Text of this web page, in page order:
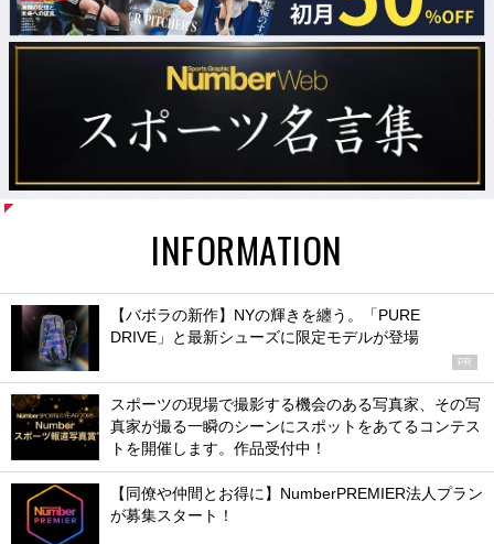
INFORMATION
【バボラの新作】NYの輝きを纏う。「PURE
DRIVE」と最新シューズに限定モデルが登場
PR
スポーツの現場で撮影する機会のある写真家、その写
真家が撮る一瞬のシーンにスポットをあてるコンテス
トを開催します。作品受付中！
【同僚や仲間とお得に】NumberPREMIER法人プラン
が募集スタート！